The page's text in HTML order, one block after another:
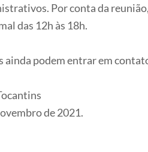
Por conta da
das 12h às 18h.
ainda podem entrar em
de 2021.